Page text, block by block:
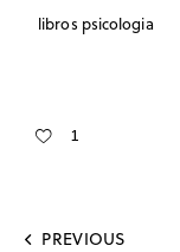
libros psicologia
1
PREVIOUS